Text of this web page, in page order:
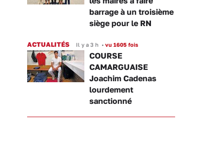
barrage à un troisième
siège pour le RN
ACTUALITÉS Il y a 3 h • vu 1605 fois
COURSE
CAMARGUAISE
Joachim Cadenas
lourdement
sanctionné